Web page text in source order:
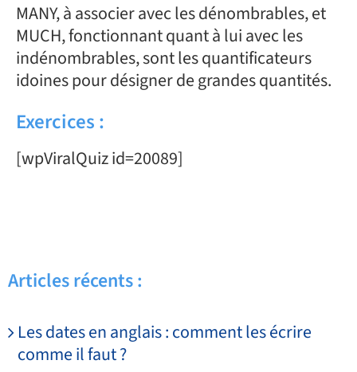
MANY, à associer avec les dénombrables, et
MUCH, fonctionnant quant à lui avec les
indénombrables, sont les quantificateurs
idoines pour désigner de grandes quantités.
Exercices :
[wpViralQuiz id=20089]
Articles récents :
Les dates en anglais : comment les écrire
comme il faut ?